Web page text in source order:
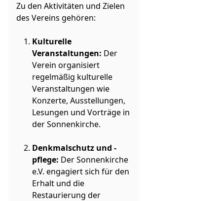
Zu den Aktivitäten und Zielen
des Vereins gehören:
Kulturelle
Veranstaltungen: Der
Verein organisiert
regelmäßig kulturelle
Veranstaltungen wie
Konzerte, Ausstellungen,
Lesungen und Vorträge in
der Sonnenkirche.
Denkmalschutz und -
pflege: Der Sonnenkirche
e.V. engagiert sich für den
Erhalt und die
Restaurierung der